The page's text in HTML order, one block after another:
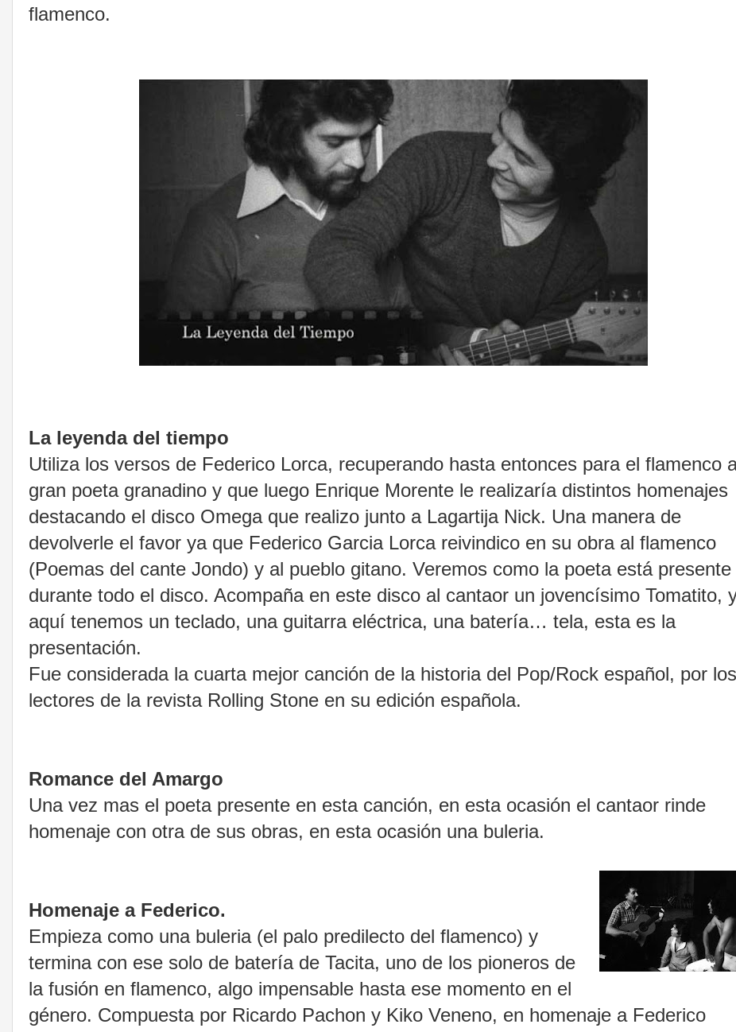
flamenco.
La leyenda del tiempo
Utiliza los versos de Federico Lorca, recuperando hasta entonces para el flamenco
gran poeta granadino y que luego Enrique Morente le realizaría distintos homenajes
destacando el disco Omega que realizo junto a Lagartija Nick. Una manera de
devolverle el favor ya que Federico Garcia Lorca reivindico en su obra al flamenco
(Poemas del cante Jondo) y al pueblo gitano. Veremos como la poeta está presente
durante todo el disco. Acompaña en este disco al cantaor un jovencísimo Tomatito,
aquí tenemos un teclado, una guitarra eléctrica, una batería… tela, esta es la
presentación.
Fue considerada la cuarta mejor canción de la historia del Pop/Rock español, por los
lectores de la revista Rolling Stone en su edición española.
Romance del Amargo
Una vez mas el poeta presente en esta canción, en esta ocasión el cantaor rinde
homenaje con otra de sus obras, en esta ocasión una buleria.
Homenaje a Federico.
Empieza como una buleria (el palo predilecto del flamenco) y
termina con ese solo de batería de Tacita, uno de los pioneros de
la fusión en flamenco, algo impensable hasta ese momento en el
género. Compuesta por Ricardo Pachon y Kiko Veneno, en homenaje a Federico